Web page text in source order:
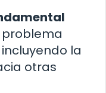
la
otras